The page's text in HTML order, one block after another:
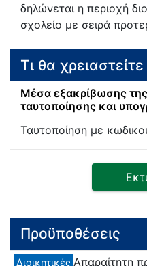
δηλώνεται η περιοχή
σχολείο με σειρά
Τι θα χρειαστείτε
Μέσα εξακρίβωσης
ταυτοποίησης και
Ταυτοποίηση με
Προϋποθέσεις
Διοικητικές Απαραίτητη